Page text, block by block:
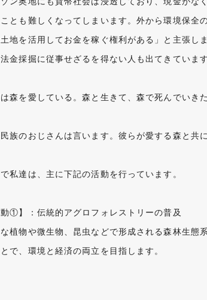
ことも難しくなってしまいます。外から環境保全
地を活用してお金を稼ぐ権利がある」と主張し
金採掘に従事せざるを得ない人も出てきています
は森を愛している。森と生きて、森で死んでいきた
族のおじさんは言います。彼らが愛する森と共
私達は、主に下記の活動を行っています。
動①】：伝統的アグロフォレストリーの普及
植物や微生物、昆虫などで形成される森林生態
で、環境と経済の両立を目指します。